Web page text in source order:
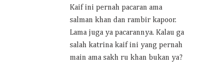
Kaif ini pernah pacaran ama
salman khan dan rambir kapoor.
Lama juga ya pacarannya. Kalau ga
salah katrina kaif ini yang pernah
main ama sakh ru khan bukan ya?